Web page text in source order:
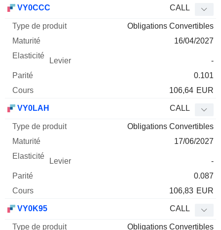
VY0CCC CALL
Obligations Convertibles
16/04/2027
-
0.101
106,64 EUR
VY0LAH CALL
Obligations Convertibles
17/06/2027
-
0.087
106,83 EUR
VY0K95 CALL
Obligations Convertibles